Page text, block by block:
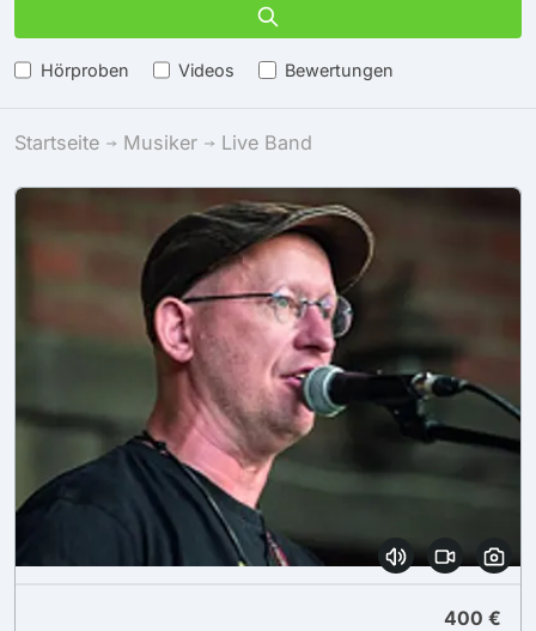
Hörproben Videos Bewertungen
Startseite Musiker Live Band
400 €